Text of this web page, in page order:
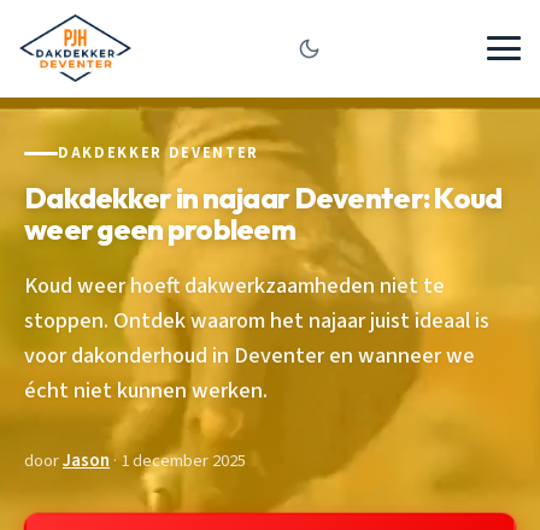
DAKDEKKER DEVENTER
Dakdekker in najaar Deventer: Koud
weer geen probleem
Koud weer hoeft dakwerkzaamheden niet te
stoppen. Ontdek waarom het najaar juist ideaal is
voor dakonderhoud in Deventer en wanneer we
écht niet kunnen werken.
doorJason · 1 december 2025